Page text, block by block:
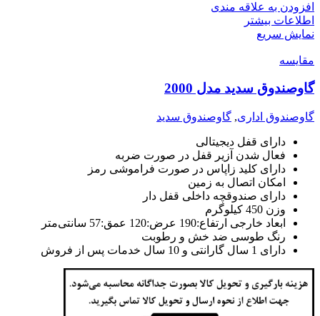
افزودن به علاقه مندی
اطلاعات بیشتر
نمایش سریع
مقايسه
گاوصندوق سدید مدل 2000
گاوصندوق اداری, گاوصندوق سدید
دارای قفل دیجیتالی
فعال شدن آزیر قفل در صورت ضربه
دارای کلید زاپاس در صورت فراموشی رمز
امکان اتصال به زمین
دارای صندوقچه داخلی قفل دار
وزن 450 کیلوگرم
ابعاد خارجی ارتفاع:190 عرض:120 عمق:57 سانتی‌متر
رنگ طوسی ضد خش و رطوبت
دارای 1 سال گارانتی و 10 سال خدمات پس از فروش